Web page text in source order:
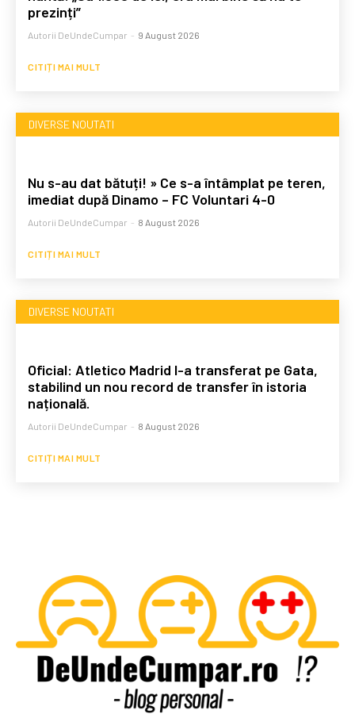
prezinți”
Autorii DeUndeCumpar - 9 August 2026
CITIȚI MAI MULT
DIVERSE NOUTATI
Nu s-au dat bătuți! » Ce s-a întâmplat pe teren,
imediat după Dinamo – FC Voluntari 4-0
Autorii DeUndeCumpar - 8 August 2026
CITIȚI MAI MULT
DIVERSE NOUTATI
Oficial: Atletico Madrid l-a transferat pe Gata,
stabilind un nou record de transfer în istoria
națională.
Autorii DeUndeCumpar - 8 August 2026
CITIȚI MAI MULT